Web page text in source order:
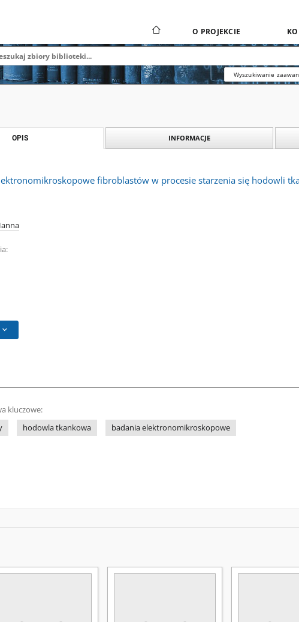
O PROJEKCIE
Wyszukiwanie
OPIS INFORMACJE
fibroblastów w procesie starzenia się hodowli
kluczowe:
hodowla tkankowa badania elektronomikroskopowe